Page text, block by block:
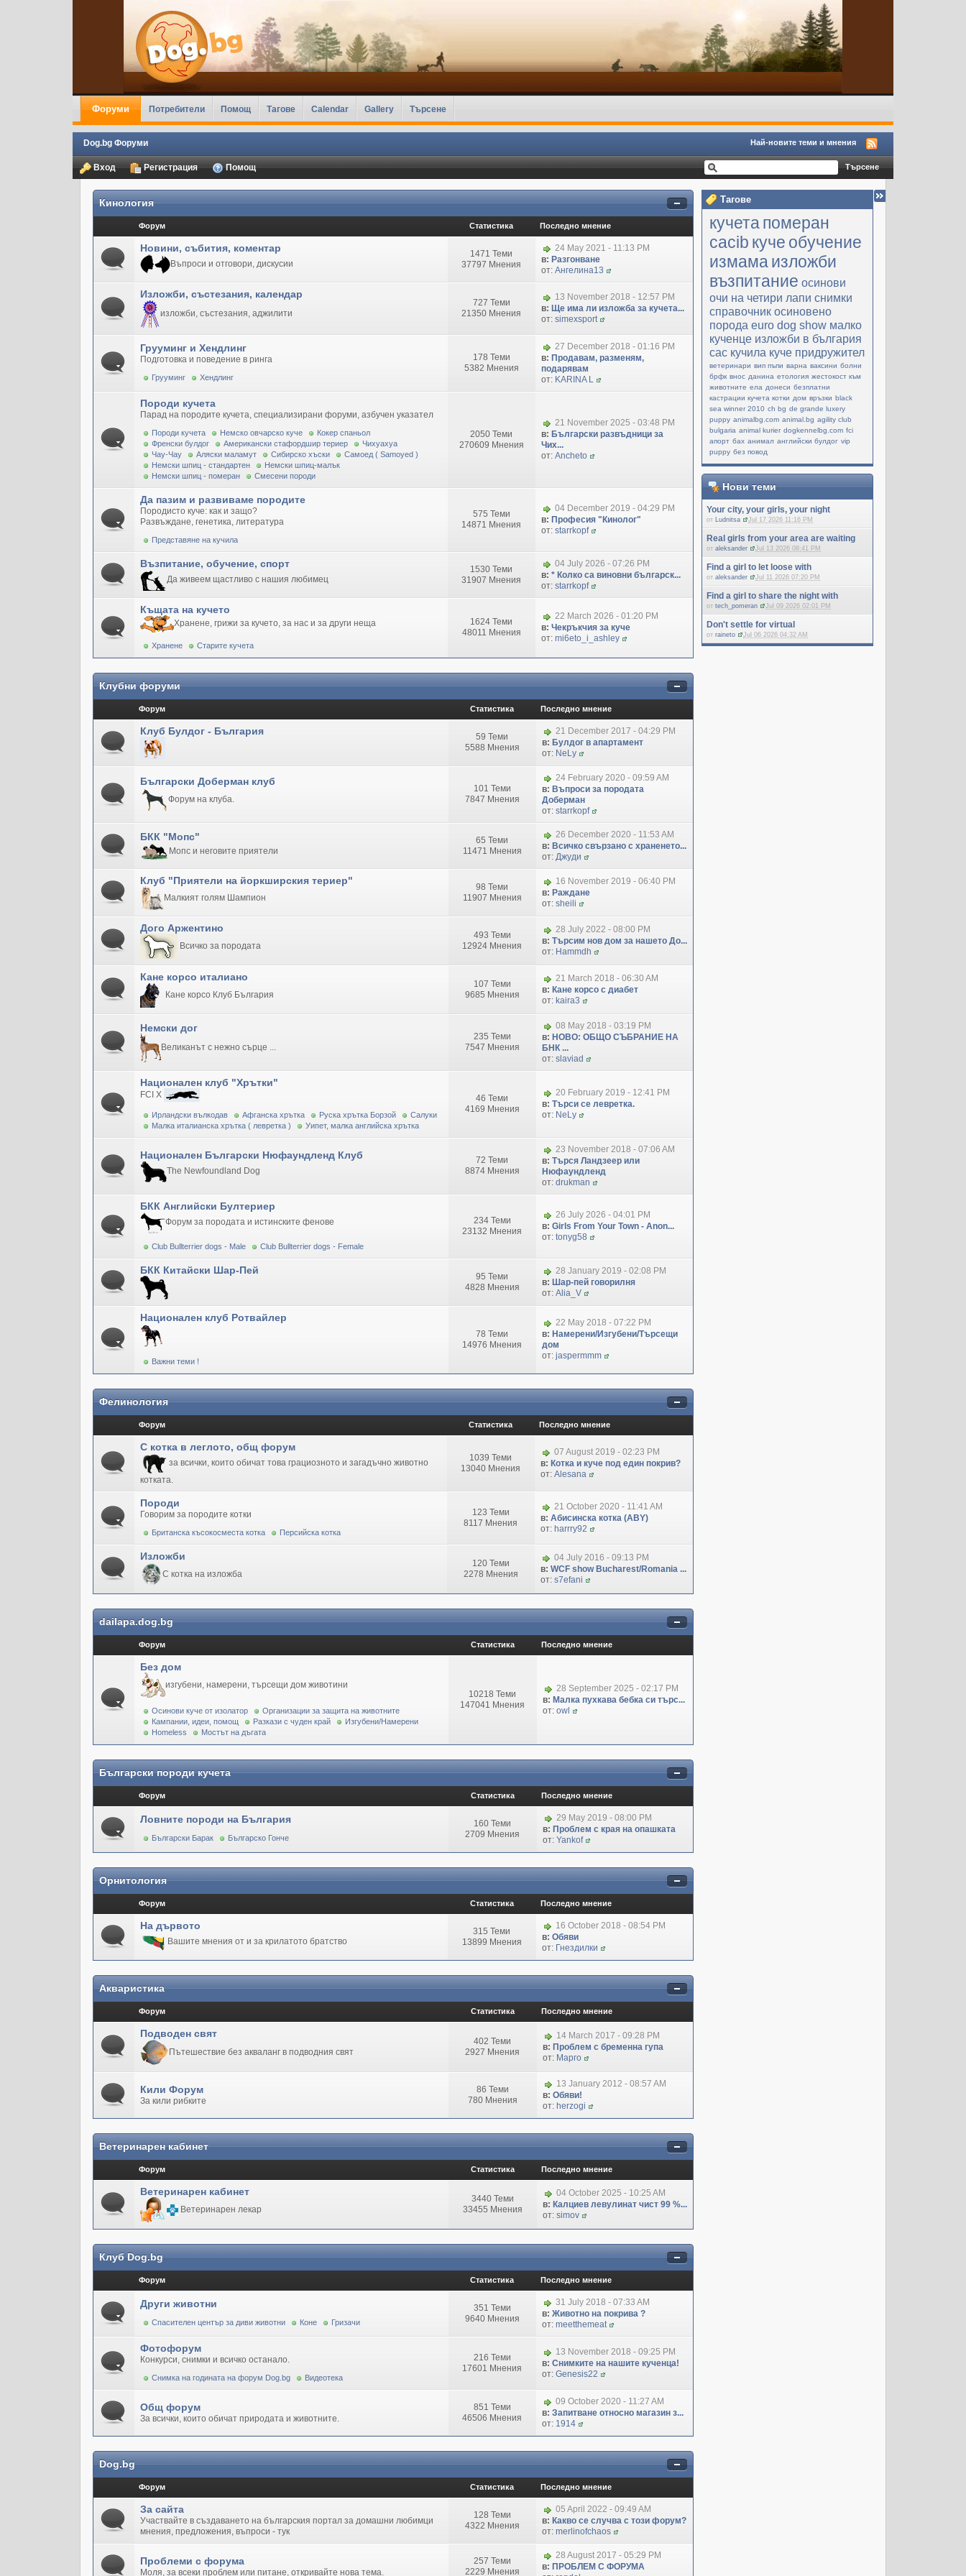
Форуми Потребители Помощ Тагове Calendar Gallery Търсене
Dog.bg Форуми Най-новите теми и мнения
Вход Регистрация Помощ
Тагове
кучетапомеран
cacib куче обучение
измамаизложби
възпитание осинови
очи на четири лапи снимки
справочник осиновено
порода еuro dog show малко
кученце изложби в българия
cac кучила куче придружител
ветеринари вип пъпи варна ваксини болни
брфк внос данина етология жестокост към
животните ела донеси безплатни
кастрации кучета котки дом връзки black
sea winner 2010 ch bg de grande luxery
puppy animalbg.com animal.bg agility club
bulgaria animal kurier dogkennelbg.com fci
апорт бах анимал английски булдог vip
puppy без повод
Нови теми
Your city, your girls, your night
от Ludnitsa Jul 17 2026 11:16 PM
Real girls from your area are waiting
отaleksander Jul 13 2026 08:41 PM
Find a girl to let loose with
отaleksander Jul 11 2026 07:20 PM
Find a girl to share the night with
отtech_pomeran Jul 09 2026 02:01 PM
Don't settle for virtual
отraineto Jul 06 2026 04:32 AM
Кинология
Форум Статистика Последно мнение
Новини, събития, коментар
Въпроси и отговори, дискусии
1471 Теми
37797 Мнения
24 May 2021 - 11:13 PM
в: Разгонване
от: Ангелина13
Изложби, състезания, календар
изложби, състезания, аджилити
727 Теми
21350 Мнения
13 November 2018 - 12:57 PM
в: Ще има ли изложба за кучета...
от: simexsport
Грууминг и Хендлинг
Подготовка и поведение в ринга
Грууминг Хендлинг
178 Теми
5382 Мнения
27 December 2018 - 01:16 PM
в: Продавам, разменям,
подарявам
от: KARINA L
Породи кучета
Парад на породите кучета, специализирани форуми, азбучен указател
Породи кучета Немско овчарско куче
Кокер спаньол
Френски булдог
Американски стафордшир териер
Чихуахуа
Чау-Чау
Аляски маламут Сибирско хъски
Самоед ( Samoyed )
Немски шпиц - стандартен
Немски шпиц-малък
Немски шпиц - померан
Смесени породи
2050 Теми
270609 Мнения
21 November 2025 - 03:48 PM
в: Български развъдници за
Чих...
от: Ancheto
Да пазим и развиваме породите
Породисто куче: как и защо?
Развъждане, генетика, литература
Представяне на кучила
575 Теми
14871 Мнения
04 December 2019 - 04:29 PM
в: Професия "Кинолог"
от: starrkopf
Възпитание, обучение, спорт
Да живеем щастливо с нашия любимец
1530 Теми
31907 Мнения
04 July 2026 - 07:26 PM
в: * Колко са виновни българск...
от: starrkopf
Къщата на кучето
Хранене, грижи за кучето, за нас и за други неща
Хранене Старите кучета
1624 Теми
48011 Мнения
22 March 2026 - 01:20 PM
в: Чекръкчия за куче
от: mi6eto_i_ashley
Клубни форуми
Форум Статистика Последно мнение
Клуб Булдог - България
59 Теми
5588 Мнения
21 December 2017 - 04:29 PM
в: Булдог в апартамент
от: NeLy
Български Доберман клуб
Форум на клуба.
101 Теми
7847 Мнения
24 February 2020 - 09:59 AM
в: Въпроси за породата
Доберман
от: starrkopf
БКК "Мопс"
Мопс и неговите приятели
65 Теми
11471 Мнения
26 December 2020 - 11:53 AM
в: Всичко свързано с храненето...
от: Джуди
Клуб "Приятели на йоркширския териер"
Малкият голям Шампион
98 Теми
11907 Мнения
16 November 2019 - 06:40 PM
в: Раждане
от: sheili
Дого Аржентино
Всичко за породата
493 Теми
12924 Мнения
28 July 2022 - 08:00 PM
в: Търсим нов дом за нашето До...
от: Hammdh
Кане корсо италиано
Кане корсо Клуб България
107 Теми
9685 Мнения
21 March 2018 - 06:30 AM
в: Кане корсо с диабет
от: kaira3
Немски дог
Великанът с нежно сърце ...
235 Теми
7547 Мнения
08 May 2018 - 03:19 PM
в: НОВО: ОБЩО СЪБРАНИЕ НА
БНК ...
от: slaviad
Национален клуб "Хрътки"
FCI X
Ирландски вълкодав Афганска хрътка Руска хрътка Борзой
Салуки
Малка италианска хрътка ( левретка )
Уипет, малка английска хрътка
46 Теми
4169 Мнения
20 February 2019 - 12:41 PM
в: Търси се левретка.
от: NeLy
Национален Български Нюфаундленд Клуб
The Newfoundland Dog
72 Теми
8874 Мнения
23 November 2018 - 07:06 AM
в: Търся Ландзеер или
Нюфаундленд
от: drukman
БКК Английски Бултериер
Форум за породата и истинските фенове
Club Bullterrier dogs - Male Club Bullterrier dogs - Female
234 Теми
23132 Мнения
26 July 2026 - 04:01 PM
в: Girls From Your Town - Anon...
от: tonyg58
БКК Китайски Шар-Пей
95 Теми
4828 Мнения
28 January 2019 - 02:08 PM
в: Шар-пей говорилня
от: Alia_V
Национален клуб Ротвайлер
Важни теми !
78 Теми
14976 Мнения
22 May 2018 - 07:22 PM
в: Намерени/Изгубени/Търсещи
дом
от: jaspermmm
Фелинология
Форум Статистика Последно мнение
С котка в леглото, общ форум
за всички, които обичат това грациозното и загадъчно животно
котката.
1039 Теми
13040 Мнения
07 August 2019 - 02:23 PM
в: Котка и куче под един покрив?
от: Alesana
Породи
Говорим за породите котки
Британска късокосместа котка Персийска котка
123 Теми
8117 Мнения
21 October 2020 - 11:41 AM
в: Абисинска котка (ABY)
от: harrry92
Изложби
С котка на изложба
120 Теми
2278 Мнения
04 July 2016 - 09:13 PM
в: WCF show Bucharest/Romania ...
от: s7efani
dailapa.dog.bg
Форум Статистика Последно мнение
Без дом
изгубени, намерени, търсещи дом животини
Осинови куче от изолатор
Организации за защита на животните
Кампании, идеи, помощ
Разкази с чуден край
Изгубени/Намерени
Homeless
Мостът на дъгата
10218 Теми
147041 Мнения
28 September 2025 - 02:17 PM
в: Малка пухкава бебка си търс...
от: owl
Български породи кучета
Форум Статистика Последно мнение
Ловните породи на България
Български Барак Българско Гонче
160 Теми
2709 Мнения
29 May 2019 - 08:00 PM
в: Проблем с края на опашката
от: Yankof
Орнитология
Форум Статистика Последно мнение
На дървото
Вашите мнения от и за крилатото братство
315 Теми
13899 Мнения
16 October 2018 - 08:54 PM
в: Обяви
от: Гнездилки
Акваристика
Форум Статистика Последно мнение
Подводен свят
Пътешествие без акваланг в подводния свят
402 Теми
2927 Мнения
14 March 2017 - 09:28 PM
в: Проблем с бременна гупа
от: Марго
Кили Форум
За кили рибките
86 Теми
780 Мнения
13 January 2012 - 08:57 AM
в: Обяви!
от: herzogi
Ветеринарен кабинет
Форум Статистика Последно мнение
Ветеринарен кабинет
Ветеринарен лекар
3440 Теми
33455 Мнения
04 October 2025 - 10:25 AM
в: Калциев левулинат чист 99 %...
от: simov
Клуб Dog.bg
Форум Статистика Последно мнение
Други животни
Спасителен център за диви животни Коне Гризачи
351 Теми
9640 Мнения
31 July 2018 - 07:33 AM
в: Животно на покрива ?
от: meetthemeat
Фотофорум
Конкурси, снимки и всичко останало.
Снимка на годината на форум Dog.bg Видеотека
216 Теми
17601 Мнения
13 November 2018 - 09:25 PM
в: Снимките на нашите кученца!
от: Genesis22
Общ форум
За всички, които обичат природата и животните.
851 Теми
46506 Мнения
09 October 2020 - 11:27 AM
в: Запитване относно магазин з...
от: 1914
Dog.bg
Форум Статистика Последно мнение
За сайта
Участвайте в създаването на българския портал за домашни любимци
мнения, предложения, въпроси - тук
128 Теми
4322 Мнения
05 April 2022 - 09:49 AM
в: Какво се случва с този форум?
от: merlinofchaos
Проблеми с форума
Моля, за всеки проблем или питане, откривайте нова тема.
257 Теми
2229 Мнения
28 August 2017 - 05:29 PM
в: ПРОБЛЕМ С ФОРУМА